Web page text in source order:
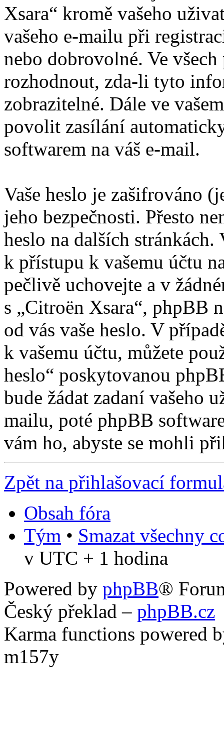
Xsara“ kromě vašeho
vašeho e-mailu při
nebo dobrovolné. Ve
rozhodnout, zda-li tyto
zobrazitelné. Dále ve
povolit zasílání
softwarem na váš e-mail.
Vaše heslo je zašifrováno
jeho bezpečnosti. Přesto
heslo na dalších stránkách.
k přístupu k vašemu účtu
pečlivě uchovejte a v
s „Citroën Xsara“, phpBB
od vás vaše heslo. V
k vašemu účtu, můžete
heslo“ poskytovanou
bude žádat zadaní vašeho
mailu, poté phpBB
vám ho, abyste se mohli
Zpět na přihlašovací
Obsah fóra
Tým • Smazat všechny
v UTC + 1 hodina
Powered by phpBB®
Český překlad – phpBB.cz
Karma functions powered
m157y